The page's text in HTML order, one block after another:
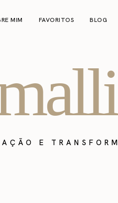
MIM FAVORITOS BLOG
E